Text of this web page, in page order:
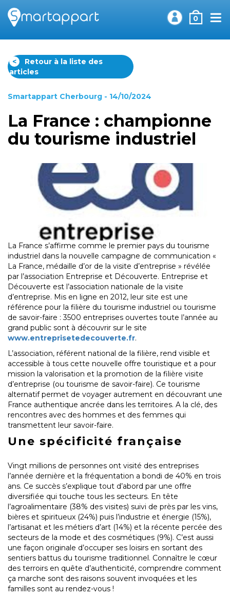
0
<
Retour à la liste des
articles
Smartappart Cherbourg - 14/10/2024
La France : championne
du tourisme industriel
La France s’affirme comme le premier pays du tourisme
industriel dans la nouvelle campagne de communication «
La France, médaille d’or de la visite d’entreprise » révélée
par l’association Entreprise et Découverte. Entreprise et
Découverte est l’association nationale de la visite
d’entreprise. Mis en ligne en 2012, leur site est une
référence pour la filière du tourisme industriel ou tourisme
de savoir-faire : 3500 entreprises ouvertes toute l’année au
grand public sont à découvrir sur le site
www.entreprisetedecouverte.fr.
L’association, référent national de la filière, rend visible et
accessible à tous cette nouvelle offre touristique et a pour
mission la valorisation et la promotion de la filière visite
d’entreprise (ou tourisme de savoir-faire). Ce tourisme
alternatif permet de voyager autrement en découvrant une
France authentique ancrée dans les territoires. A la clé, des
rencontres avec des hommes et des femmes qui
transmettent leur savoir-faire.
Une spécificité française
Vingt millions de personnes ont visité des entreprises
l’année dernière et la fréquentation a bondi de 40% en trois
ans. Ce succès s’explique tout d’abord par une offre
diversifiée qui touche tous les secteurs. En tête
l’agroalimentaire (38% des visites) suivi de près par les vins,
bières et spiritueux (24%) puis l’industrie et énergie (15%),
l’artisanat et les métiers d’art (14%) et la récente percée des
secteurs de la mode et des cosmétiques (9%). C’est aussi
une façon originale d’occuper ses loisirs en sortant des
sentiers battus du tourisme traditionnel. Connaître le cœur
des terroirs en quête d’authenticité, comprendre comment
ça marche sont des raisons souvent invoquées et les
familles sont au rendez-vous !